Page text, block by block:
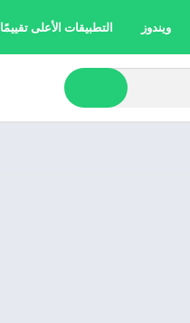
ويندوز التطبيقات الأعلى تقييمًا